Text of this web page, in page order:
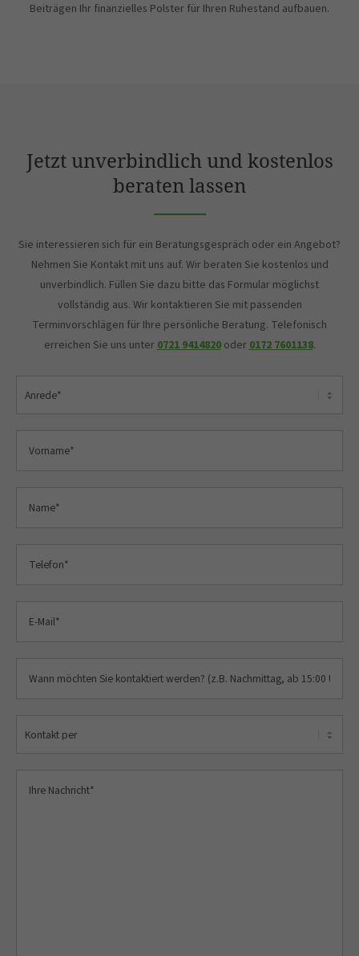
Beiträgen Ihr finanzielles Polster für Ihren Ruhestand aufbauen.
Jetzt unverbindlich und kostenlos
beraten lassen
Sie interessieren sich für ein Beratungsgespräch oder ein Angebot?
Nehmen Sie Kontakt mit uns auf. Wir beraten Sie kostenlos und
unverbindlich. Füllen Sie dazu bitte das Formular möglichst
vollständig aus. Wir kontaktieren Sie mit passenden
Terminvorschlägen für Ihre persönliche Beratung. Telefonisch
erreichen Sie uns unter0721 9414820oder0172 7601138.